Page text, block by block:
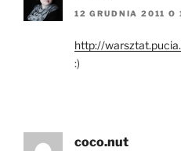
12 GRUDNIA 2011 O
http://
:)
coco.nut